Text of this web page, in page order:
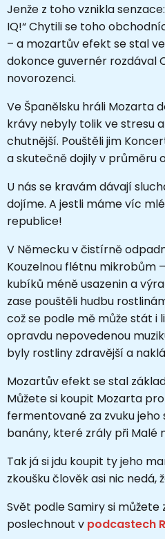
Jenže z toho vznikla
IQ!“ Chytili se toho
– a mozartův efekt se stal
dokonce guvernér rozdával
novorozenci.
Ve Španělsku hráli Mozarta
krávy nebyly tolik ve stresu
chutnější. Pouštěli jim
a skutečně dojily v průměru
U nás se kravám dávají
dojíme. A jestli máme víc
republice!
V Německu v čistírně
Kouzelnou flétnu mikrobům
kubíků méně usazenin a
zase pouštěli hudbu
což se podle mě může stát i
opravdu nepovedenou
byly rostliny zdravější a
Mozartův efekt se stal
Můžete si koupit Mozarta
fermentované za zvuku
banány, které zrály při Malé
Tak já si jdu koupit ty jeho
zkoušku člověk asi nic nedá,
Svět podle Samiry si
poslechnout v podcastech